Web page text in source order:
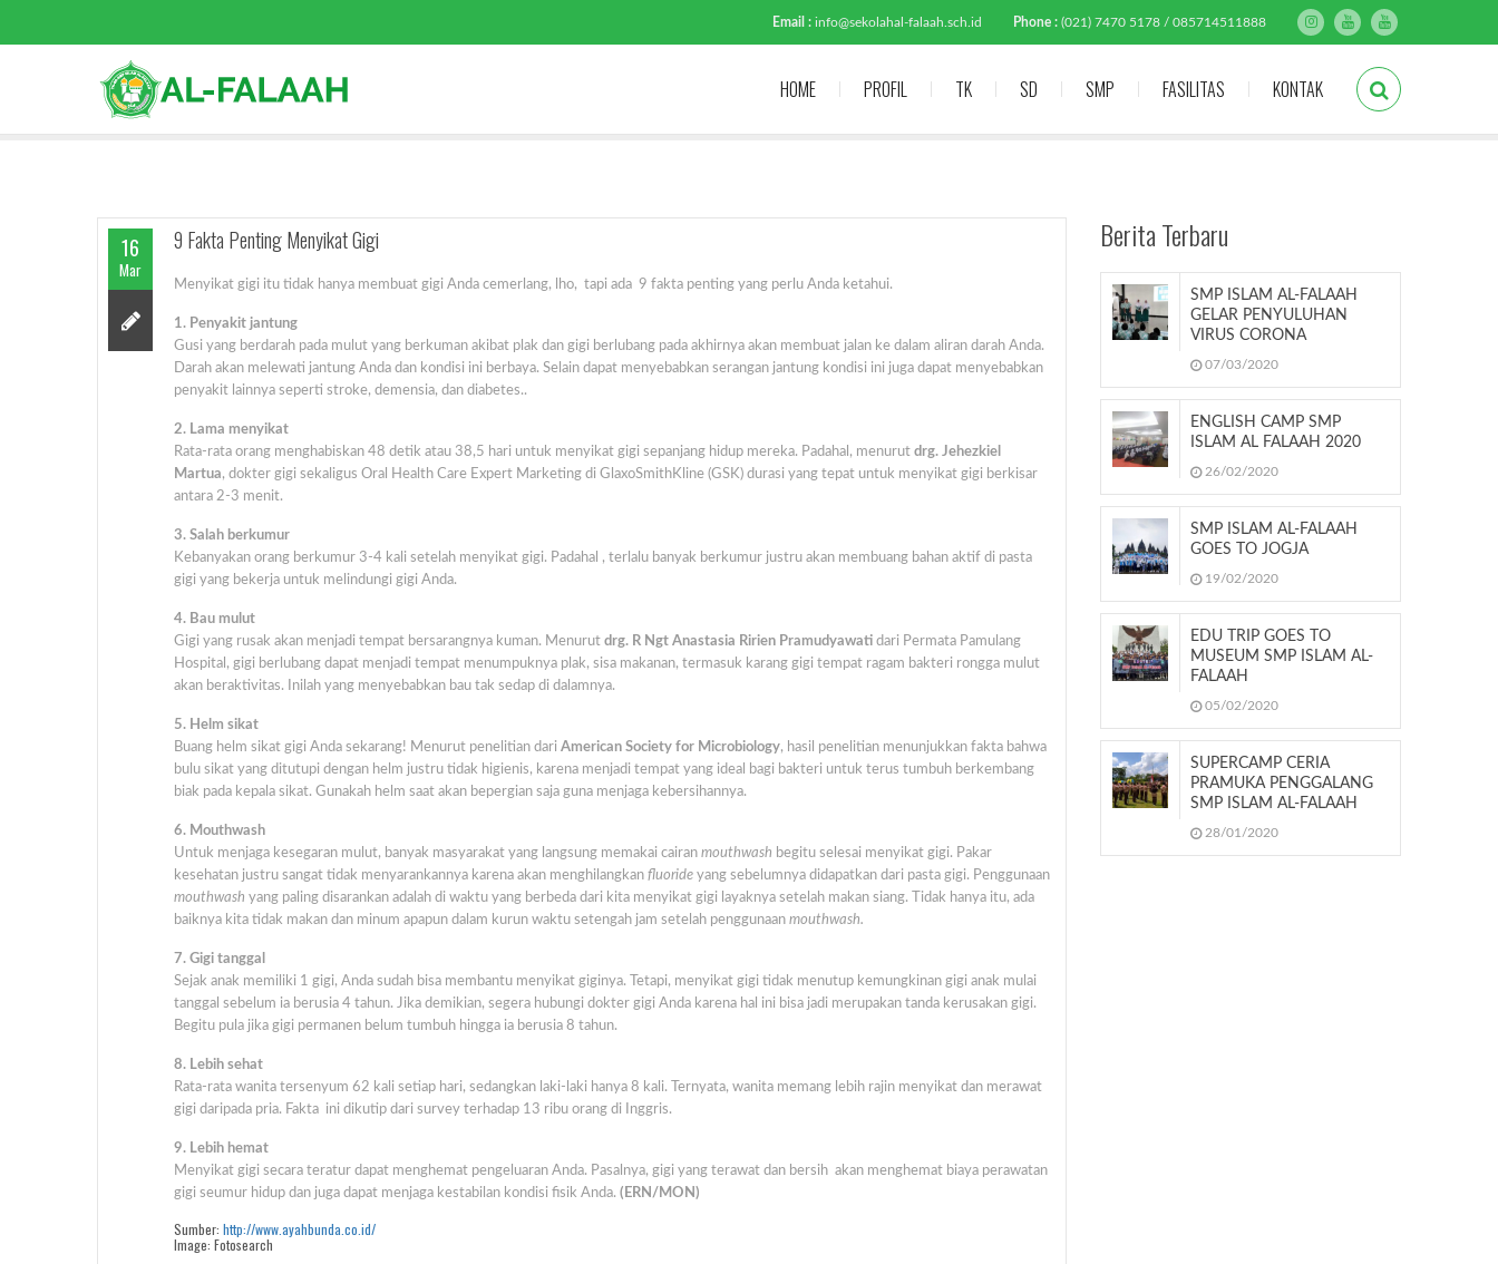
Email : info@sekolahal-falaah.sch.id Phone : (021) 7470 5178 / 085714511888
HOME PROFIL TK SD SMP FASILITAS KONTAK
16
Mar
9 Fakta Penting Menyikat Gigi
Menyikat gigi itu tidak hanya membuat gigi Anda cemerlang, lho, tapi ada 9 fakta penting yang perlu Anda ketahui.
1. Penyakit jantung
Gusi yang berdarah pada mulut yang berkuman akibat plak dan gigi berlubang pada akhirnya akan membuat jalan ke dalam aliran darah Anda.
Darah akan melewati jantung Anda dan kondisi ini berbaya. Selain dapat menyebabkan serangan jantung kondisi ini juga dapat menyebabkan
penyakit lainnya seperti stroke, demensia, dan diabetes..
2. Lama menyikat
Rata-rata orang menghabiskan 48 detik atau 38,5 hari untuk menyikat gigi sepanjang hidup mereka. Padahal, menurut drg. Jehezkiel
Martua, dokter gigi sekaligus Oral Health Care Expert Marketing di GlaxoSmithKline (GSK) durasi yang tepat untuk menyikat gigi berkisar
antara 2-3 menit.
3. Salah berkumur
Kebanyakan orang berkumur 3-4 kali setelah menyikat gigi. Padahal , terlalu banyak berkumur justru akan membuang bahan aktif di pasta
gigi yang bekerja untuk melindungi gigi Anda.
4. Bau mulut
Gigi yang rusak akan menjadi tempat bersarangnya kuman. Menurut drg. R Ngt Anastasia Ririen Pramudyawati dari Permata Pamulang
Hospital, gigi berlubang dapat menjadi tempat menumpuknya plak, sisa makanan, termasuk karang gigi tempat ragam bakteri rongga mulut
akan beraktivitas. Inilah yang menyebabkan bau tak sedap di dalamnya.
5. Helm sikat
Buang helm sikat gigi Anda sekarang! Menurut penelitian dari American Society for Microbiology, hasil penelitian menunjukkan fakta bahwa
bulu sikat yang ditutupi dengan helm justru tidak higienis, karena menjadi tempat yang ideal bagi bakteri untuk terus tumbuh berkembang
biak pada kepala sikat. Gunakah helm saat akan bepergian saja guna menjaga kebersihannya.
6. Mouthwash
Untuk menjaga kesegaran mulut, banyak masyarakat yang langsung memakai cairan mouthwash begitu selesai menyikat gigi. Pakar
kesehatan justru sangat tidak menyarankannya karena akan menghilangkan fluoride yang sebelumnya didapatkan dari pasta gigi. Penggunaan
mouthwash yang paling disarankan adalah di waktu yang berbeda dari kita menyikat gigi layaknya setelah makan siang. Tidak hanya itu, ada
baiknya kita tidak makan dan minum apapun dalam kurun waktu setengah jam setelah penggunaan mouthwash.
7. Gigi tanggal
Sejak anak memiliki 1 gigi, Anda sudah bisa membantu menyikat giginya. Tetapi, menyikat gigi tidak menutup kemungkinan gigi anak mulai
tanggal sebelum ia berusia 4 tahun. Jika demikian, segera hubungi dokter gigi Anda karena hal ini bisa jadi merupakan tanda kerusakan gigi.
Begitu pula jika gigi permanen belum tumbuh hingga ia berusia 8 tahun.
8. Lebih sehat
Rata-rata wanita tersenyum 62 kali setiap hari, sedangkan laki-laki hanya 8 kali. Ternyata, wanita memang lebih rajin menyikat dan merawat
gigi daripada pria. Fakta ini dikutip dari survey terhadap 13 ribu orang di Inggris.
9. Lebih hemat
Menyikat gigi secara teratur dapat menghemat pengeluaran Anda. Pasalnya, gigi yang terawat dan bersih akan menghemat biaya perawatan
gigi seumur hidup dan juga dapat menjaga kestabilan kondisi fisik Anda. (ERN/MON)
Sumber: http://www.ayahbunda.co.id/
Image: Fotosearch
Berita Terbaru
SMP ISLAM AL-FALAAH
GELAR PENYULUHAN
VIRUS CORONA
07/03/2020
ENGLISH CAMP SMP
ISLAM AL FALAAH 2020
26/02/2020
SMP ISLAM AL-FALAAH
GOES TO JOGJA
19/02/2020
EDU TRIP GOES TO
MUSEUM SMP ISLAM AL-
FALAAH
05/02/2020
SUPERCAMP CERIA
PRAMUKA PENGGALANG
SMP ISLAM AL-FALAAH
28/01/2020